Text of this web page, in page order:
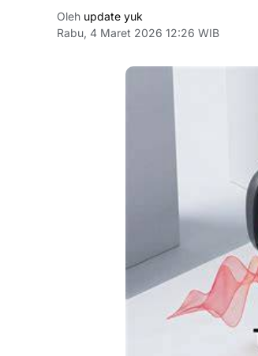
Oleh update yuk
Rabu, 4 Maret 2026 12:26 WIB